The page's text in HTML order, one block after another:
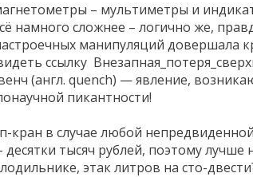
– мультиметры и
намного сложнее – логично же,
манипуляций довершала
ссылку
(англ. quench) — явление,
пикантности!
кран в случае любой
тысяч рублей, поэтому
этак литров на сто-